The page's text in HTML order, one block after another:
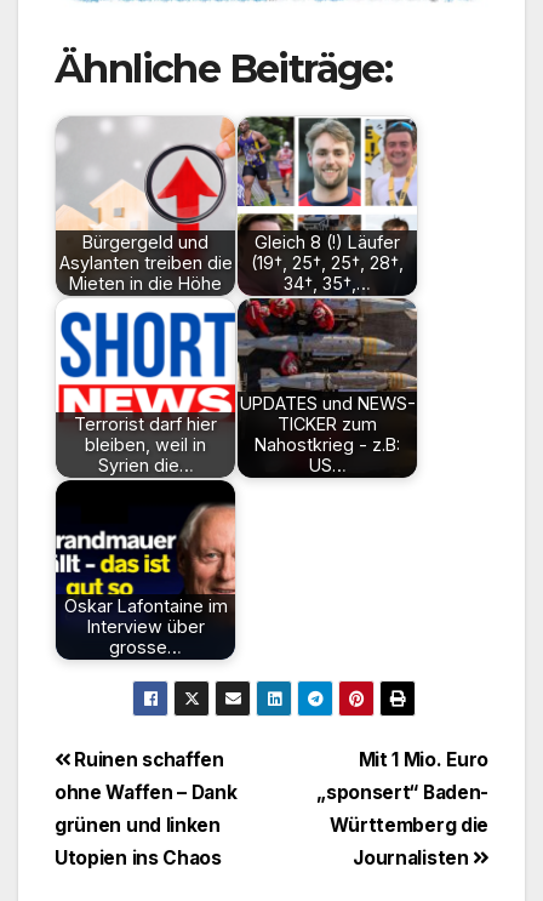
Ähnliche Beiträge:
Bürgergeld und
Asylanten treiben die
Mieten in die Höhe
Gleich 8 (!) Läufer
(19†, 25†, 25†, 28†,
34†, 35†,…
Terrorist darf hier
bleiben, weil in
Syrien die…
UPDATES und NEWS-
TICKER zum
Nahostkrieg - z.B:
US…
Oskar Lafontaine im
Interview über
grosse…
BeitragsnavigationMit 1 Mio. Euro
„sponsert“ Baden-
Württemberg die
Journalisten
Ruinen schaffen
ohne Waffen – Dank
grünen und linken
Utopien ins Chaos